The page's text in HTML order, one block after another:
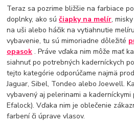
Teraz sa pozrime bližšie na farbiace
doplnky, ako súčiapky na melír,
na uši alebo háčik na vytiahnutie
vybavenie, tu sú mimoriadne dôležité
opasok . Práve vďaka nim môže mať
siahnuť po potrebných kaderníckych
tejto kategórie odporúčame najmä
Jaguar, Sibel, Tondeo alebo Joewell.
vybavený aj pelerinami a kaderníckymi
Efalock). Vďaka nim je oblečenie
farbení či úprave vlasov.